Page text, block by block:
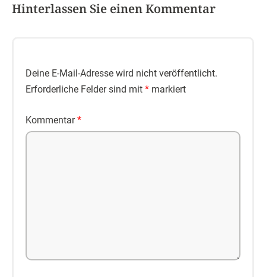
Hinterlassen Sie einen Kommentar
Deine E-Mail-Adresse wird nicht veröffentlicht.
Erforderliche Felder sind mit * markiert
Kommentar*